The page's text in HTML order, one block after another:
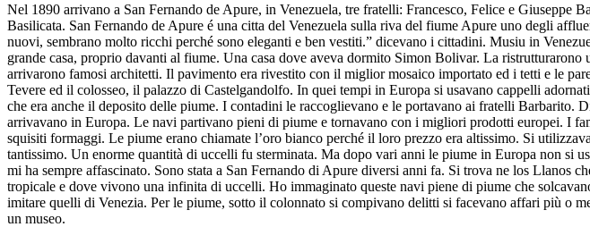
Nel 1890 arrivano a San Fernando de Apure, in Venezuela, tre fratelli: Francesco, Felice e
Basilicata. San Fernando de Apure é una citta del Venezuela sulla riva del fiume Apure uno degli
nuovi, sembrano molto ricchi perché sono eleganti e ben vestiti.” dicevano i cittadini. Musiu in
grande casa, proprio davanti al fiume. Una casa dove aveva dormito Simon Bolivar. La
arrivarono famosi architetti. Il pavimento era rivestito con il miglior mosaico importato ed i tetti e le
Tevere ed il colosseo, il palazzo di Castelgandolfo. In quei tempi in Europa si usavano cappelli
che era anche il deposito delle piume. I contadini le raccoglievano e le portavano ai fratelli
arrivavano in Europa. Le navi partivano pieni di piume e tornavano con i migliori prodotti europei. I
squisiti formaggi. Le piume erano chiamate l’oro bianco perché il loro prezzo era altissimo. Si
tantissimo. Un enorme quantità di uccelli fu sterminata. Ma dopo vari anni le piume in Europa non si
mi ha sempre affascinato. Sono stata a San Fernando di Apure diversi anni fa. Si trova ne los Llanos
tropicale e dove vivono una infinita di uccelli. Ho immaginato queste navi piene di piume che
imitare quelli di Venezia. Per le piume, sotto il colonnato si compivano delitti si facevano affari più o
un museo.